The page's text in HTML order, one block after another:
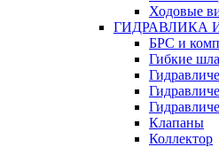
Ходовые
ГИДРАВЛИКА
БРС и
Гибкие
Клапаны
Коллектор